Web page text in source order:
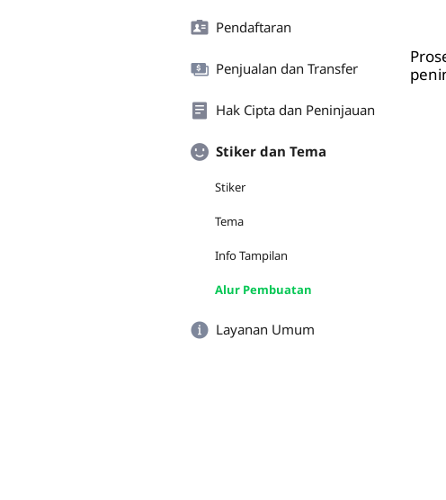
Pendaftaran
Penjualan dan Transfer
Hak Cipta dan Peninjauan
Stiker dan Tema
Stiker
Tema
Info Tampilan
Alur Pembuatan
Layanan Umum